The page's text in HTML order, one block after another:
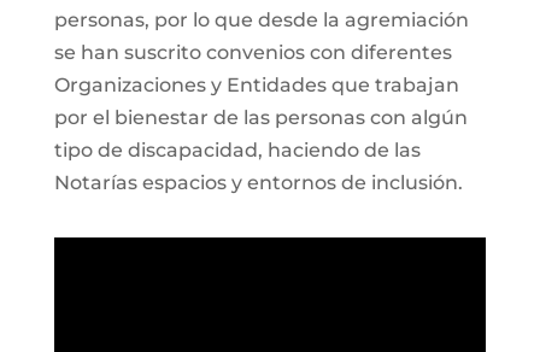
personas, por lo que desde la agremiación
se han suscrito convenios con diferentes
Organizaciones y Entidades que trabajan
por el bienestar de las personas con algún
tipo de discapacidad, haciendo de las
Notarías espacios y entornos de inclusión.